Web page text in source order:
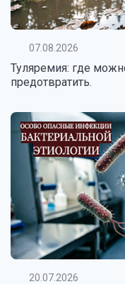
07.08.2026
Туляремия: где
предотвратить.
20.07.2026